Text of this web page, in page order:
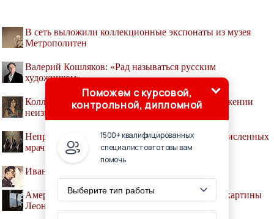
В сеть выложили коллекционные экспонаты из музея
Метрополитен
Валерий Кошляков: «Рад называться русским
художником»
Коллекционер из Голландии объявил об обнаружении
неизвестной картины Климта
Неприкаянные души Адама Хоуи на его многочисленных
мрачных холстах
Иван Шадр - выдающийся советский скульптор
Американский музей объявил об обнаружении картины
Леонардо да Винчи
Поможем с курсовой,
контрольной, дипломной
1500+ квалифицированных
специалистов готовы вам
помочь